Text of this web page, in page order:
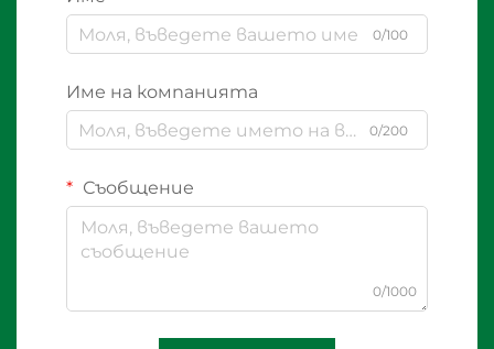
0/100
Име на компанията
0/200
Съобщение
0/1000